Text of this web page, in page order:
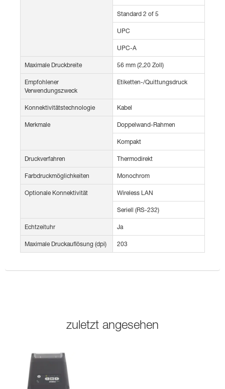
Standard 2 of 5
UPC
UPC-A
Maximale Druckbreite 56 mm (2,20 Zoll)
Empfohlener
Verwendungszweck
Etiketten-/Quittungsdruck
Konnektivitätstechnologie Kabel
Merkmale Doppelwand-Rahmen
Kompakt
Druckverfahren Thermodirekt
Farbdruckmöglichkeiten Monochrom
Optionale Konnektivität Wireless LAN
Seriell (RS-232)
Echtzeituhr Ja
Maximale Druckauflösung (dpi) 203
zuletzt angesehen